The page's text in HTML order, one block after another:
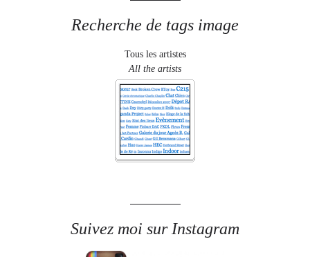
Recherche de tags image
Tous les artistes
All the artists
Suivez moi sur Instagram